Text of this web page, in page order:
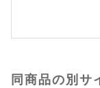
同商品の別サ